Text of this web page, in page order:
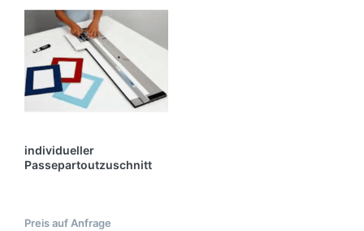
individueller
Passepartoutzuschnitt
Preis auf Anfrage